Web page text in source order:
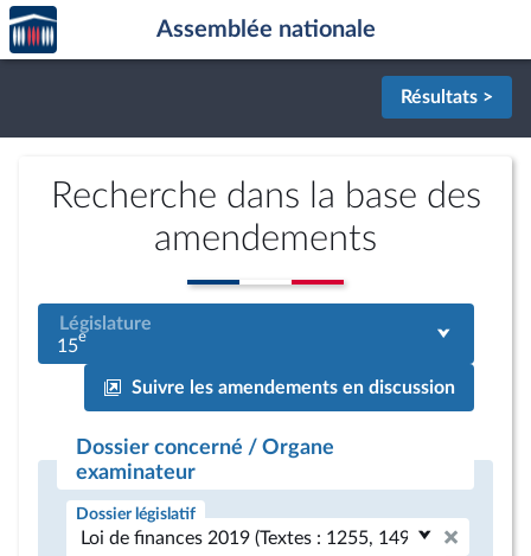
Aller au contenu
Aller en bas de la page
Accèder
à la
page
Assemblée nationale
Résultats >
Recherche dans la base des
amendements
Législature
15e
Suivre les amendements en discussion
Dossier concerné / Organe
examinateur
Dossier législatif